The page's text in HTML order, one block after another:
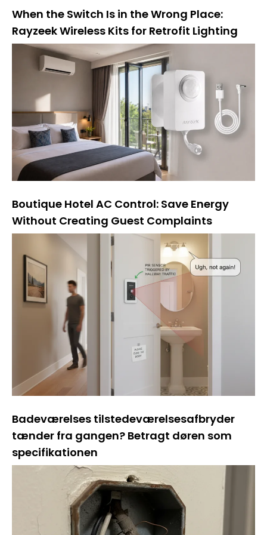
When the Switch Is in the Wrong Place:
Rayzeek Wireless Kits for Retrofit Lighting
Boutique Hotel AC Control: Save Energy
Without Creating Guest Complaints
Badeværelses tilstedeværelsesafbryder
tænder fra gangen? Betragt døren som
specifikationen